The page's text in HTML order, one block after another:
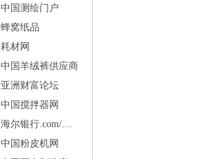
中国测绘门户
蜂窝纸品
耗材网
中国羊绒裤供应商
亚洲财富论坛
中国搅拌器网
海尔银行.com/.中国
中国粉皮机网